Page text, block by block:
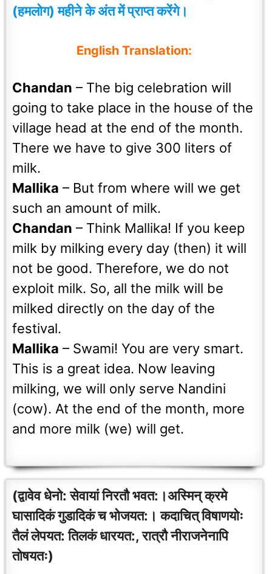
(हमलोग) महीने के अंत में प्राप्त करेंगे।
English Translation:
Chandan – The big celebration will
going to take place in the house of the
village head at the end of the month.
There we have to give 300 liters of
milk.
Mallika – But from where will we get
such an amount of milk.
Chandan – Think Mallika! If you keep
milk by milking every day (then) it will
not be good. Therefore, we do not
exploit milk. So, all the milk will be
milked directly on the day of the
festival.
Mallika – Swami! You are very smart.
This is a great idea. Now leaving
milking, we will only serve Nandini
(cow). At the end of the month, more
and more milk (we) will get.
(द्वावेव धेनो: सेवायां निरतौ भवत:।अस्मिन् क्रमे
घासादिकं गुडादिकं च भोजयत:। कदाचित् विषाणयोः
तैलं लेपयत: तिलकं धारयत:, रात्रौ नीराजनेनापि
तोषयतः)